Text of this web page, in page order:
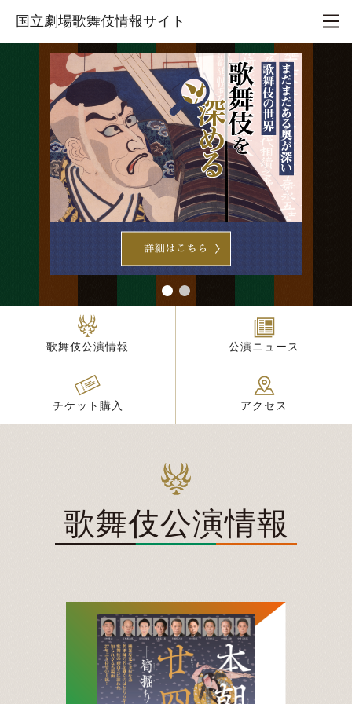
国立劇場歌舞伎情報サイト
歌舞伎公演情報 公演ニュース
チケット購入 アクセス
歌舞伎公演情報